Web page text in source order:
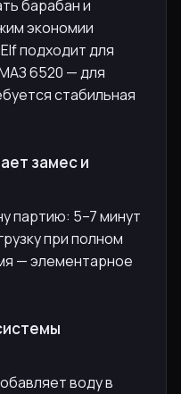
барабан и
экономии
подходит для
6520 — для
стабильная
замес и
партию: 5–7 минут
при полном
— элементарное
воду в